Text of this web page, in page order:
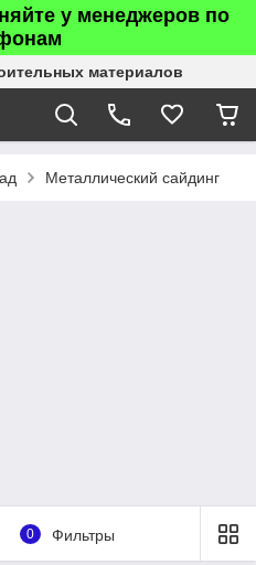
у менеджеров по
материалов
Металлический сайдинг
0 Фильтры